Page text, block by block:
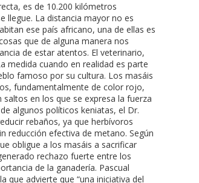
es de 10.200 kilómetros
llegue. La distancia mayor no es
ese país africano, una de ellas es
que de alguna manera nos
de estar atentos. El veterinario,
medida cuando en realidad es parte
famoso por su cultura. Los masáis
fundamentalmente de color rojo,
en los que se expresa la fuerza
algunos políticos keniatas, el Dr.
rebaños, ya que herbívoros
reducción efectiva de metano. Según
obligue a los masáis a sacrificar
rechazo fuerte entre los
de la ganadería. Pascual
que advierte que “una iniciativa del